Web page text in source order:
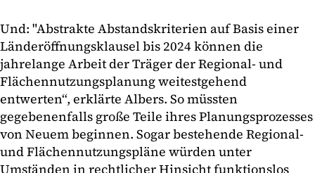
Und: "Abstrakte Abstandskriterien auf Basis einer
Länderöffnungsklausel bis 2024 können die
jahrelange Arbeit der Träger der Regional- und
Flächennutzungsplanung weitestgehend
entwerten“, erklärte Albers. So müssten
gegebenenfalls große Teile ihres Planungsprozesses
von Neuem beginnen. Sogar bestehende Regional-
und Flächennutzungspläne würden unter
Umständen in rechtlicher Hinsicht funktionslos